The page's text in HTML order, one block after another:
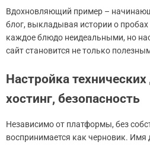
Вдохновляющий пример –
блог, выкладывая истории о
каждое блюдо неидеальными, но
сайт становится не только
Настройка
хостинг, безопасность
Независимо от платформы, без
воспринимается как черновик.